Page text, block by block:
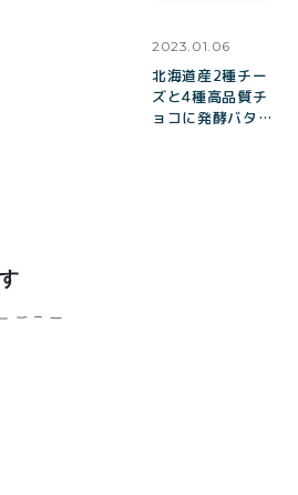
2023.01.06
北海道産2種チー
ズと4種高品質チ
ョコに発酵バター